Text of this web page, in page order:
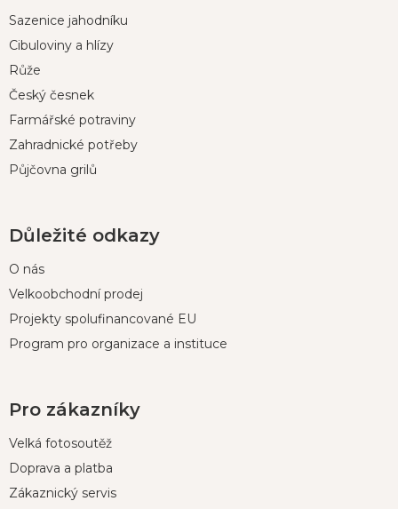
aSazenice jahodníku
Cibuloviny a hlízy
Růže
Český česnek
Farmářské potraviny
Zahradnické potřeby
Půjčovna grilů
Důležité odkazy
O nás
Velkoobchodní prodej
Projekty spolufinancované EU
Program pro organizace a instituce
Pro zákazníky
Velká fotosoutěž
Doprava a platba
Zákaznický servis